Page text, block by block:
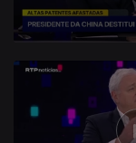
901377